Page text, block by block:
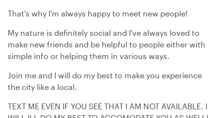
That's why I'm always happy to meet new people!
My nature is definitely social and I've always loved to
make new friends and be helpful to people either with
simple info or helping them in various ways.
Join me and I will do my best to make you experience
the city like a local.
TEXT ME EVEN IF YOU SEE THAT I AM NOT AVAILABLE. I